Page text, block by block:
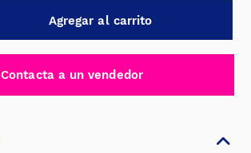
Agregar al carrito
Contacta a un vendedor